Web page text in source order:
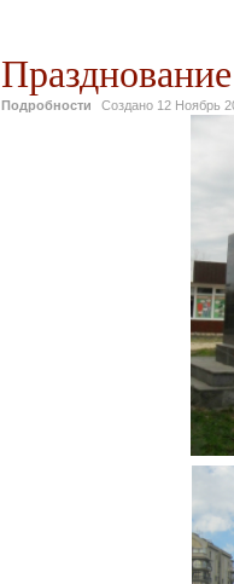
Подробности Создано 12 Ноябрь